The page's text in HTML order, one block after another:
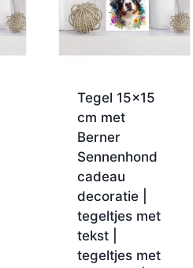
Tegel 15×15
cm met
Berner
Sennenhond
cadeau
decoratie |
tegeltjes met
tekst |
tegeltjes met